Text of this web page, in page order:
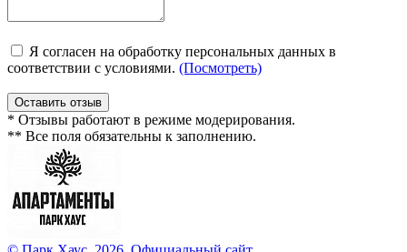
Я согласен на обработку персональных данных в
соответствии с условиями. (Посмотреть)
Оставить отзыв
* Отзывы работают в режиме модерирования.
** Все поля обязательны к заполнению.